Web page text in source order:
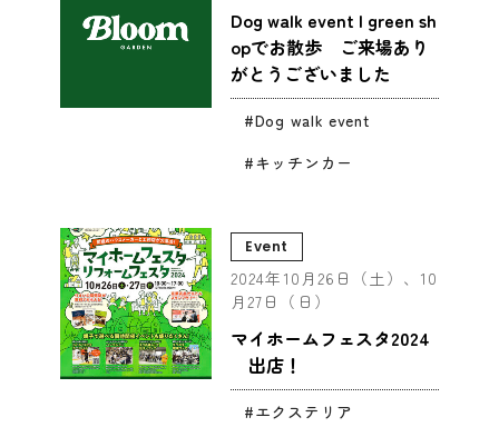
Dog walk event | green sh
opでお散歩 ご来場あり
がとうございました
Dog walk event
キッチンカー
Event
2024年10月26日（土）、10
月27日（日）
マイホームフェスタ2024
出店！
エクステリア